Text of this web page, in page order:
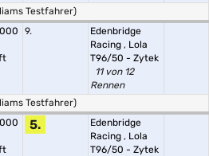
Testfahrer)
9.
Edenbridge
Racing , Lola
T96/50 - Zytek
11 von 12
Rennen
Testfahrer)
5.
Edenbridge
Racing , Lola
T96/50 - Zytek